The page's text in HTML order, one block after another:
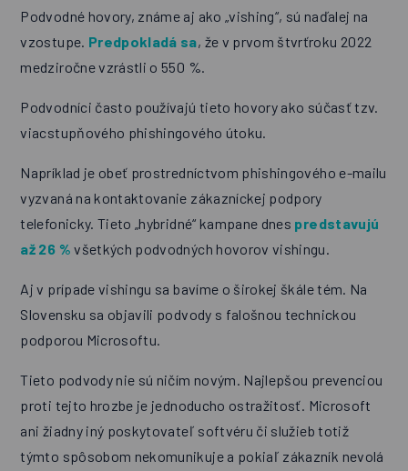
Podvodné hovory, známe aj ako „vishing“, sú naďalej na
vzostupe. Predpokladá sa, že v prvom štvrťroku 2022
medziročne vzrástli o 550 %.
Podvodníci často používajú tieto hovory ako súčasť tzv.
viacstupňového phishingového útoku.
Napríklad je obeť prostredníctvom phishingového e-mailu
vyzvaná na kontaktovanie zákazníckej podpory
telefonicky. Tieto „hybridné“ kampane dnes predstavujú
až 26 % všetkých podvodných hovorov vishingu.
Aj v prípade vishingu sa bavíme o širokej škále tém. Na
Slovensku sa objavili podvody s falošnou technickou
podporou Microsoftu.
Tieto podvody nie sú ničím novým. Najlepšou prevenciou
proti tejto hrozbe je jednoducho ostražitosť. Microsoft
ani žiadny iný poskytovateľ softvéru či služieb totiž
týmto spôsobom nekomunikuje a pokiaľ zákazník nevolá